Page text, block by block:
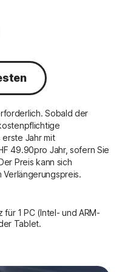
Sobald der
Jahr mit
49.90pro Jahr, sofern Sie
Preis kann sich
Verlängerungspreis.
1 PC (Intel- und ARM-
Tablet.